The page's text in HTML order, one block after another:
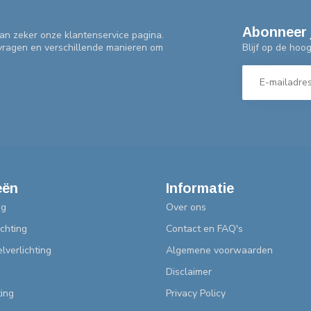
zeker onze klantenservice pagina.
en verschillende manieren om
Abonneer
Blijf op de
Informatie
Over ons
Contact en FAQ's
Algemene voorwaarden
Disclaimer
Privacy Policy